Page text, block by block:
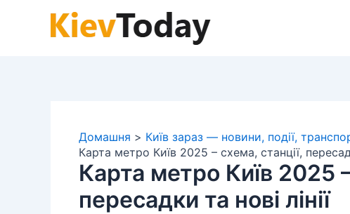
Домашня
Київ зараз — новини, події,
Карта метро Київ 2025 – схема, станції,
Карта метро Київ 2025
пересадки та нові лінії